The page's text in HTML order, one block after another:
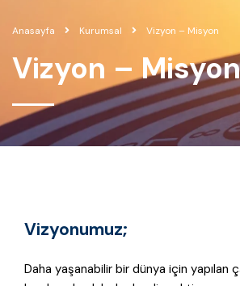
Anasayfa Kurumsal Vizyon – Misyon
Vizyon – Misyon
Vizyonumuz;
Daha yaşanabilir bir dünya için yapılan